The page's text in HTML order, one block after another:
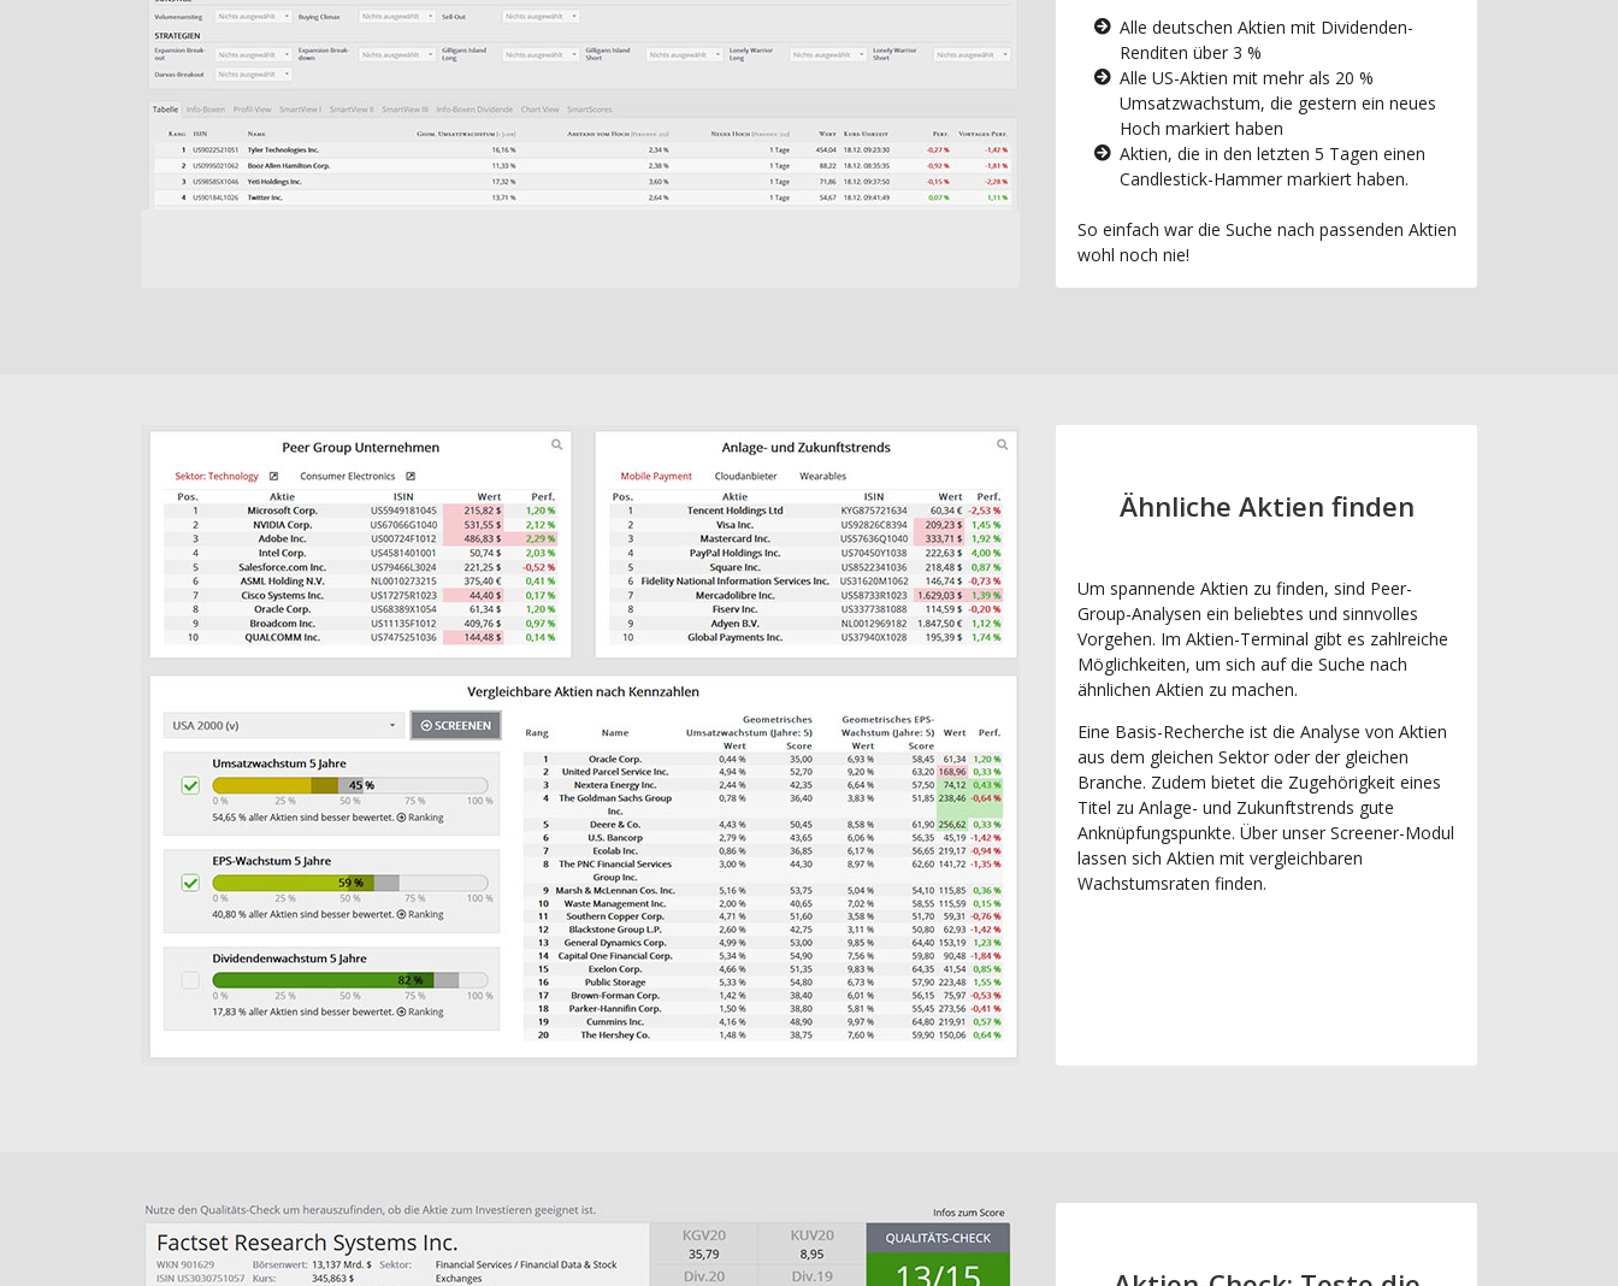
Alle deutschen Aktien mit Dividenden-
Renditen über 3 %
Alle US-Aktien mit mehr als 20 %
Umsatzwachstum, die gestern ein neues
Hoch markiert haben
Aktien, die in den letzten 5 Tagen einen
Candlestick-Hammer markiert haben.
So einfach war die Suche nach passenden Aktien
wohl noch nie!
Ähnliche Aktien finden
Um spannende Aktien zu finden, sind Peer-
Group-Analysen ein beliebtes und sinnvolles
Vorgehen. Im Aktien-Terminal gibt es zahlreiche
Möglichkeiten, um sich auf die Suche nach
ähnlichen Aktien zu machen.
Eine Basis-Recherche ist die Analyse von Aktien
aus dem gleichen Sektor oder der gleichen
Branche. Zudem bietet die Zugehörigkeit eines
Titel zu Anlage- und Zukunftstrends gute
Anknüpfungspunkte. Über unser Screener-Modul
lassen sich Aktien mit vergleichbaren
Wachstumsraten finden.